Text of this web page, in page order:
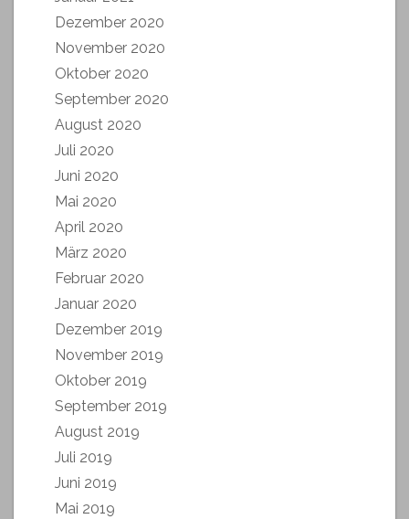
Dezember 2020
November 2020
Oktober 2020
September 2020
August 2020
Juli 2020
Juni 2020
Mai 2020
April 2020
März 2020
Februar 2020
Januar 2020
Dezember 2019
November 2019
Oktober 2019
September 2019
August 2019
Juli 2019
Juni 2019
Mai 2019